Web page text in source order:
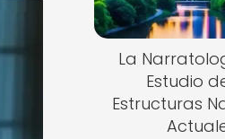
La
Estudio
Estructuras